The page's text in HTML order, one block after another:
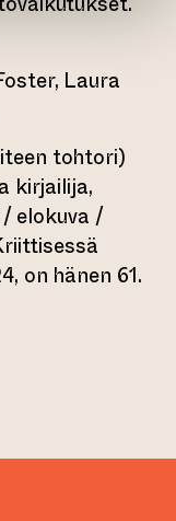
Laura
tohtori)
kirjailija,
elokuva /
on hänen 61.